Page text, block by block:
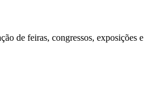
de feiras, congressos, exposições e